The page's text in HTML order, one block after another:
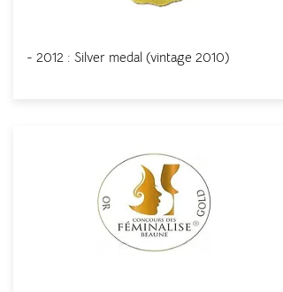
- 2012 : Silver medal (vintage 2010)